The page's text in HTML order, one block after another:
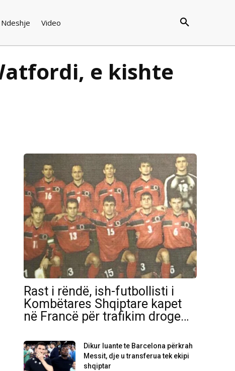
Ndeshje Video
e kishte
Rast i rëndë, ish-futbollisti i
Kombëtares Shqiptare kapet
në Francë për trafikim droge…
Dikur luante te Barcelona përkrah
Messit, dje u transferua tek ekipi
shqiptar